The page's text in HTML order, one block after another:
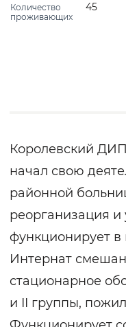
Количество
проживающих
45
Королевский
начал свою
районной
реорганизация
функционирует в
Интернат
стационарное
и II группы,